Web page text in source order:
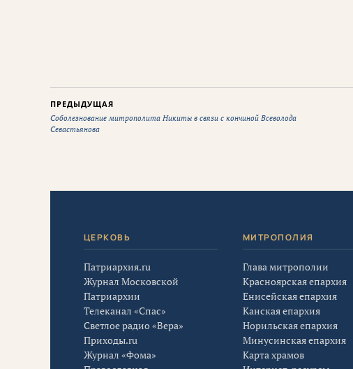
ПРЕДЫДУЩАЯ
Соболезнование митрополита Никиты в связи с кончиной Всеволода
Севастьянова
ЦЕРКОВЬ
Патриархия.ru
Журнал Московской
Патриархии
Телеканал «Спас»
Светлое радио «Вера»
Приходы.ru
Журнал «Фома»
МИТРОПОЛИЯ
Глава митрополии
Красноярская епархия
Енисейская епархия
Канская епархия
Норильская епархия
Минусинская епархия
Карта храмов